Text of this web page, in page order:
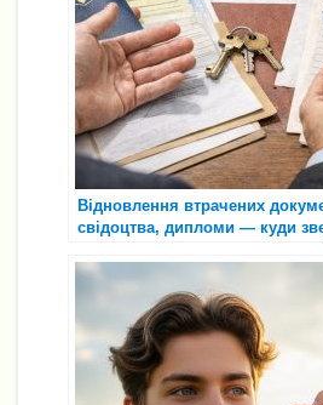
Відновлення втрачених
свідоцтва, дипломи — куди